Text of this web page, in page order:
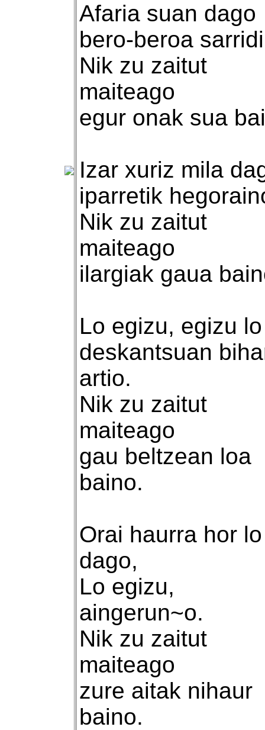
Afaria suan dago
bero-beroa
Nik zu zaitut
maiteago
egur onak sua
Izar xuriz mila
iparretik
Nik zu zaitut
maiteago
ilargiak gaua
Lo egizu, egizu lo
deskantsuan
artio.
Nik zu zaitut
maiteago
gau beltzean loa
baino.
Orai haurra hor lo
dago,
Lo egizu,
aingerun~o.
Nik zu zaitut
maiteago
zure aitak nihaur
baino.